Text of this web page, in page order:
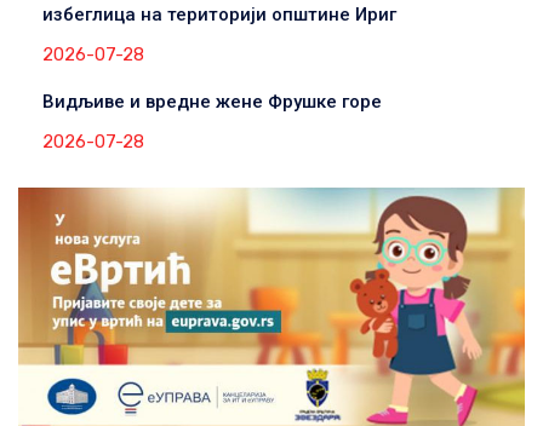
избеглица на територији општине Ириг
2026-07-28
Видљиве и вредне жене Фрушке горе
2026-07-28